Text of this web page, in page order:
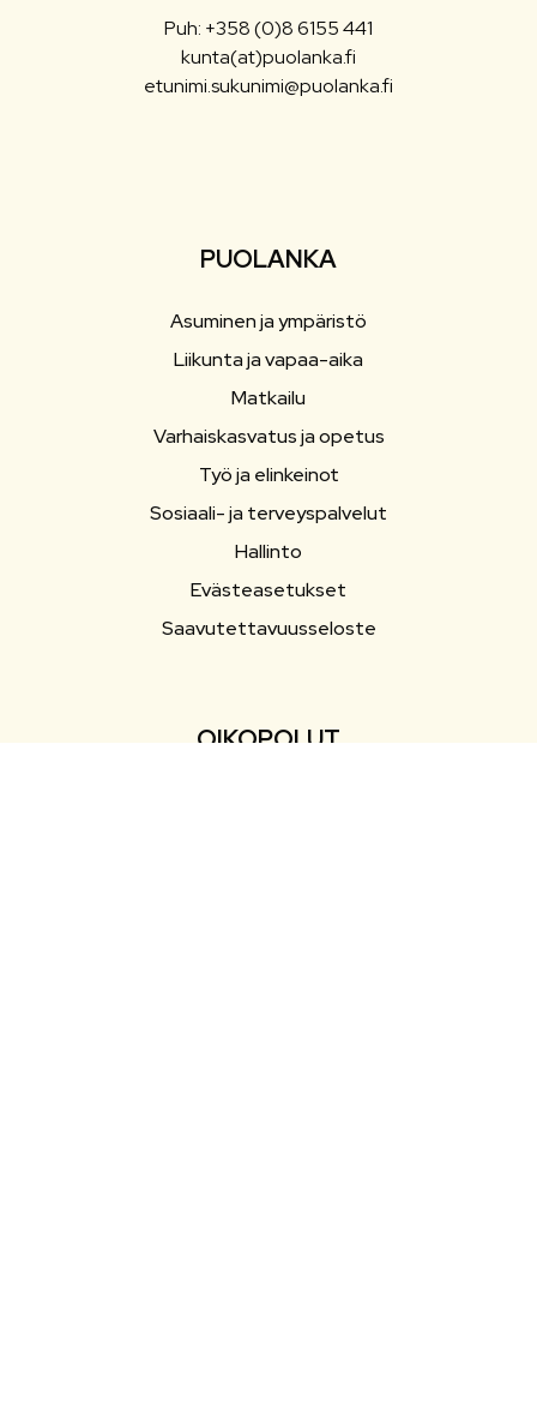
Puh: +358 (0)8 6155 441
kunta(at)puolanka.fi
etunimi.sukunimi@puolanka.fi
PUOLANKA
Asuminen ja ympäristö
Liikunta ja vapaa-aika
Matkailu
Varhaiskasvatus ja opetus
Työ ja elinkeinot
Sosiaali- ja terveyspalvelut
Hallinto
Evästeasetukset
Saavutettavuusseloste
OIKOPOLUT